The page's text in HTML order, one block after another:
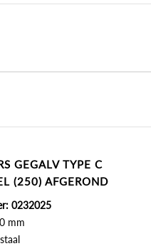
GEGALV TYPE C
(250) AFGEROND
0232025
mm